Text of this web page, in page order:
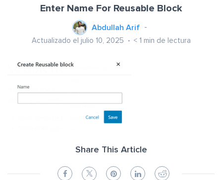
Enter Name For Reusable Block
Abdullah Arif
Actualizado el julio 10, 2025 < 1 min de lectura
Share This Article